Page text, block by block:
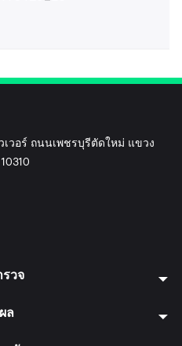
วอร์ ถนนเพชรบุรีตัดใหม่ แขวง
รวจ
ผล